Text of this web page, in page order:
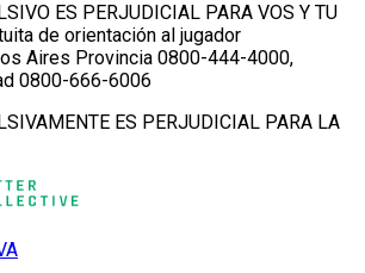
ES PERJUDICIAL PARA VOS Y TU
de orientación al jugador
Aires Provincia 0800-444-4000,
0800-666-6006
ES PERJUDICIAL PARA LA